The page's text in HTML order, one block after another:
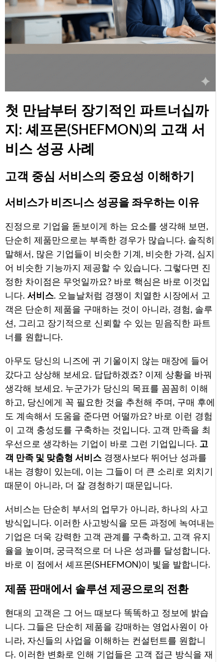
첫 만남부터 장기적인 파트너십까
지: 셰프몬(SHEFMON)의 고객 서
비스 성공 사례
고객 중심 서비스의 중요성 이해하기
서비스가 비즈니스 성공을 좌우하는 이유
진정으로 기업을 돋보이게 하는 요소를 생각해 보면,
단순히 제품만으로는 부족한 경우가 많습니다. 솔직히
말해서, 많은 기업들이 비슷한 기계, 비슷한 가격, 심지
어 비슷한 기능까지 제공할 수 있습니다. 그렇다면 진
정한 차이점은 무엇일까요? 바로 핵심은 바로 이것입
니다. 서비스. 오늘날처럼 경쟁이 치열한 시장에서 고
객은 단순히 제품을 구매하는 것이 아니라, 경험, 솔루
션, 그리고 장기적으로 신뢰할 수 있는 믿음직한 파트
너를 원합니다.
아무도 당신의 니즈에 귀 기울이지 않는 매장에 들어
갔다고 상상해 보세요. 답답하겠죠? 이제 상황을 바꿔
생각해 보세요. 누군가가 당신의 목표를 꼼꼼히 이해
하고, 당신에게 꼭 필요한 것을 추천해 주며, 구매 후에
도 계속해서 도움을 준다면 어떨까요? 바로 이런 경험
이 고객 충성도를 구축하는 것입니다. 고객 만족을 최
우선으로 생각하는 기업이 바로 그런 기업입니다. 고
객 만족 및 맞춤형 서비스 경쟁사보다 뛰어난 성과를
내는 경향이 있는데, 이는 그들이 더 큰 소리로 외치기
때문이 아니라, 더 잘 경청하기 때문입니다.
서비스는 단순히 부서의 업무가 아니라, 하나의 사고
방식입니다. 이러한 사고방식을 모든 과정에 녹여내는
기업은 더욱 강력한 고객 관계를 구축하고, 고객 유지
율을 높이며, 궁극적으로 더 나은 성과를 달성합니다.
바로 이 점에서 셰프몬(SHEFMON)이 빛을 발합니다.
제품 판매에서 솔루션 제공으로의 전환
현대의 고객은 그 어느 때보다 똑똑하고 정보에 밝습
니다. 그들은 단순히 제품을 강매하는 영업사원이 아
니라, 자신들의 사업을 이해하는 컨설턴트를 원합니
다. 이러한 변화로 인해 기업들은 고객 접근 방식을 재